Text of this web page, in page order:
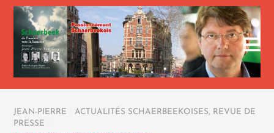
JEAN-PIERRE ACTUALITÉS SCHAERBEEKOISES,
REVUE DE
PRESSE